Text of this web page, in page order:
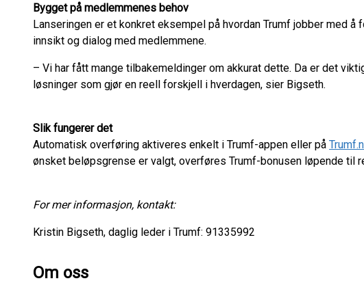
Bygget på medlemmenes behov
Lanseringen er et konkret eksempel på hvordan Trumf jobber med å
innsikt og dialog med medlemmene.
– Vi har fått mange tilbakemeldinger om akkurat dette. Da er det
løsninger som gjør en reell forskjell i hverdagen, sier Bigseth.
Slik fungerer det
Automatisk overføring aktiveres enkelt i Trumf-appen eller på
ønsket beløpsgrense er valgt, overføres Trumf-bonusen løpende til
For mer informasjon, kontakt:
Kristin Bigseth, daglig leder i Trumf: 91335992
Om oss